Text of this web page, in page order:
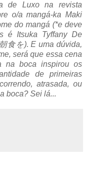
de Luxo na revista
o/a mangá-ka Maki
do mangá (*e deve
é Itsuka Tyffany De
食を). E uma dúvida,
será que essa cena
na boca inspirou os
de primeiras
atrasada, ou
boca? Sei lá...